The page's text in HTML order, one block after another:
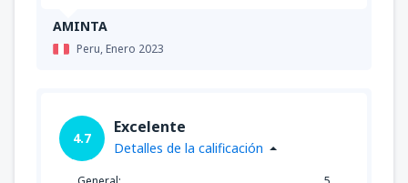
AMINTA
Peru,Enero 2023
4.7
Excelente
Detalles de la calificación